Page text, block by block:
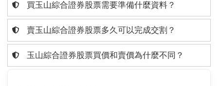
買玉山綜合證券股票需要準備什麼資料？
賣玉山綜合證券股票多久可以完成交割？
玉山綜合證券股票買價和賣價為什麼不同？